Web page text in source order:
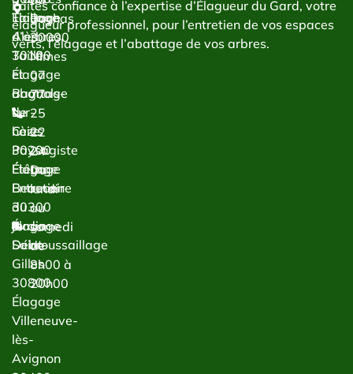
Faites confiance à l’expertise d’Élagueur du Gard, votre
élagueur professionnel, pour l’entretien de vos espaces
verts, l’élagage et l’abattage de vos arbres.
Taillage
d’arbres
Taille
et
abattage
de
haies
Paysagiste
Étêtage
Entretien
du
jardin
Débroussaillage
Élagage
Alès
30100
Élagage
Bagnols-
sur-
Cèze
30200
Élagage
Beaucaire
30300
Élagage
Saint-
Gilles
30800
Élagage
Villeneuve-
lès-
Avignon
Bachas
30000
Nîmes
07
77
25
22
24
Du
lundi
au
samedi
de
8h00 à
20h00